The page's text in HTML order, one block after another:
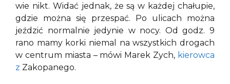
wie nikt. Widać jednak, że są w każdej chałupie,
gdzie można się przespać. Po ulicach można
jeździć normalnie jedynie w nocy. Od godz. 9
rano mamy korki niemal na wszystkich drogach
w centrum miasta – mówi Marek Zych, kierowca
z Zakopanego.